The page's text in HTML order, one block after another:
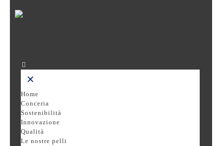
✕
Home
Conceria
Sostenibilità
Innovazione
Qualità
Le nostre pelli